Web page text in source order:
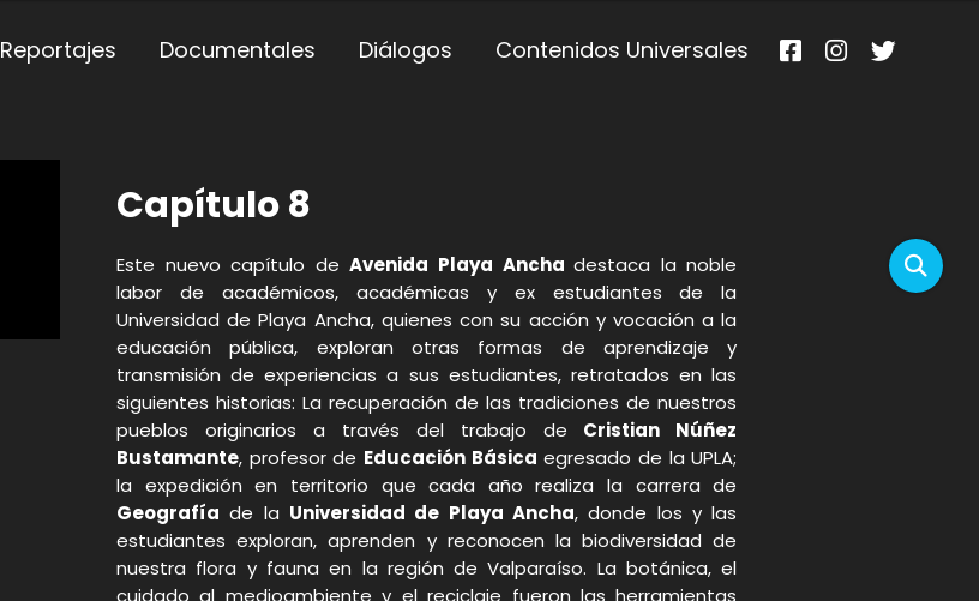
Reportajes Documentales Diálogos Contenidos Universales
Capítulo 8
Este nuevo capítulo deAvenida Playa Anchadestaca la noble
labor de académicos, académicas y ex estudiantes de la
Universidad de Playa Ancha, quienes con su acción y vocación a la
educación pública, exploran otras formas de aprendizaje y
transmisión de experiencias a sus estudiantes, retratados en las
siguientes historias: La recuperación de las tradiciones de nuestros
pueblos originarios a través del trabajo de Cristian Núñez
Bustamante, profesor de Educación Básica egresado de la UPLA;
la expedición en territorio que cada año realiza la carrera de
Geografía de la Universidad de Playa Ancha, donde los y las
estudiantes exploran, aprenden y reconocen la biodiversidad de
nuestra flora y fauna en la región de Valparaíso. La botánica, el
cuidado al medioambiente y el reciclaje fueron las herramientas